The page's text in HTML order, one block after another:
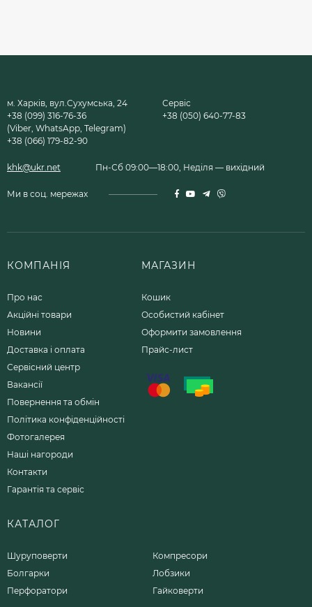
м. Харків, вул.Сухумська, 24
+38 (099) 316-76-36
(Viber, WhatsApp, Telegram)
+38 (066) 179-82-90
Сервіс
+38 (050) 640-77-83
khk@ukr.net Пн-Сб 09:00—18:00, Неділя — вихідний
Ми в соц. мережах
КОМПАНІЯ
Про нас
Акційні товари
Новини
Доставка і оплата
Сервісний центр
Вакансії
Повернення та обмін
Політика конфіденційності
Фотогалерея
Наші нагороди
Контакти
Гарантія та сервіс
МАГАЗИН
Кошик
Особистий кабінет
Оформити замовлення
Прайс-лист
КАТАЛОГ
Шуруповерти
Болгарки
Перфоратори
Компресори
Лобзики
Гайковерти